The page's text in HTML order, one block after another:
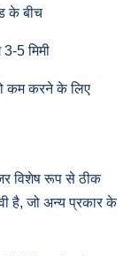
के बीच
5 मिमी
कम करने के लिए
विशेष रूप से ठीक
है, जो अन्य प्रकार के